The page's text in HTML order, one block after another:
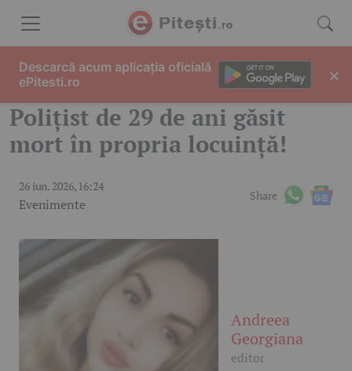
Polițist de 29 de ani găsit
mort în propria locuință!
26 iun. 2026, 16:24
Evenimente
Share
Andreea
Georgiana
editor
Descarcă acum aplicația oficială
ePitesti.ro
×